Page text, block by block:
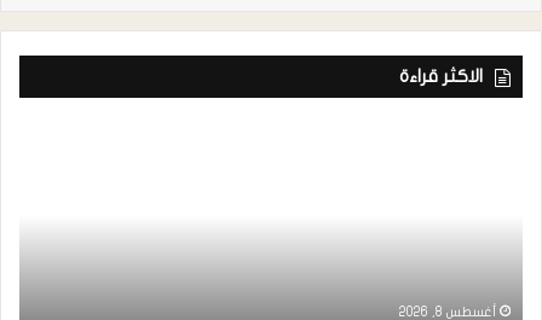
الاكثر قراءة
أغسطس 8, 2026